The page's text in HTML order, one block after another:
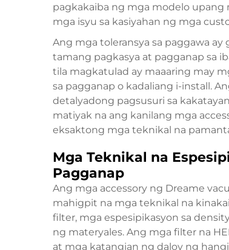
pagkakaiba ng mga modelo upang
mga isyu sa kasiyahan ng mga
Ang mga toleransya sa paggawa
tamang pagkasya at pagganap sa
tila magkatulad ay maaaring may
sa pagganap o kadaliang i-install.
detalyadong pagsusuri sa
matiyak na ang kanilang mga
eksaktong mga teknikal na
Mga Teknikal na
Pagganap
Ang mga accessory ng Dreame
mahigpit na mga teknikal na
filter, mga espesipikasyon sa
ng materyales. Ang mga filter na
at mga katangian ng daloy ng